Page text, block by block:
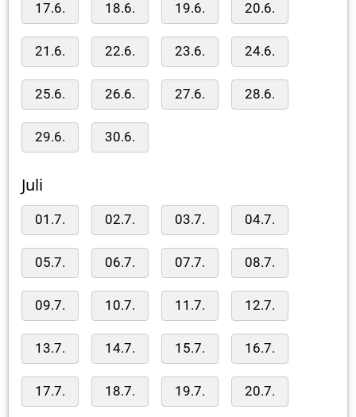
17.6. 18.6. 19.6. 20.6.
21.6. 22.6. 23.6. 24.6.
25.6. 26.6. 27.6. 28.6.
29.6. 30.6.
Juli
01.7. 02.7. 03.7. 04.7.
05.7. 06.7. 07.7. 08.7.
09.7. 10.7. 11.7. 12.7.
13.7. 14.7. 15.7. 16.7.
17.7. 18.7. 19.7. 20.7.